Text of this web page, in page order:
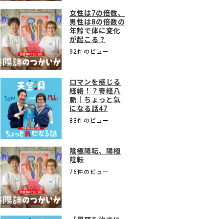
女性は7の倍数、
男性は8の倍数の
年齢で体に変化
が起こる？
92件のビュー
ロマンを感じる
経絡！？奇経八
脈｜ちょっと氣
になる話47
83件のビュー
陰極陽転、陽極
陰転
76件のビュー